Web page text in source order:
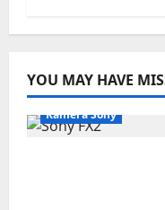
YOU MAY HAVE
Kamera Sony